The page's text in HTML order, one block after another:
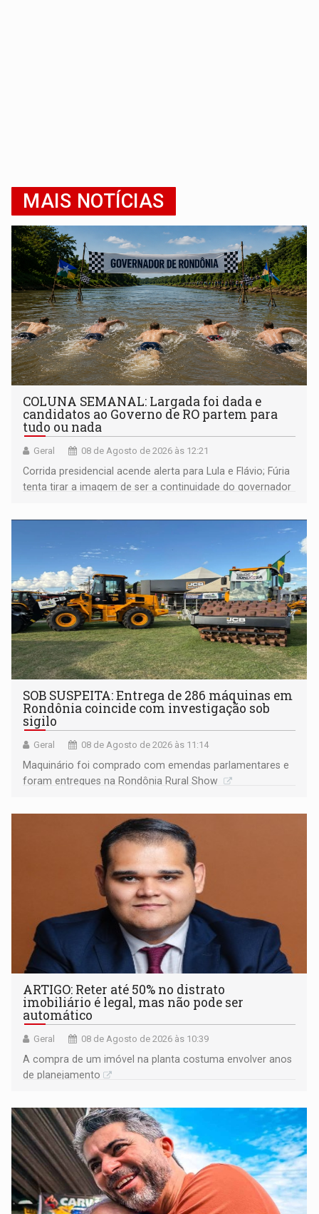
MAIS NOTÍCIAS
COLUNA SEMANAL: Largada foi dada e
candidatos ao Governo de RO partem para
tudo ou nada
Geral 08 de Agosto de 2026 às 12:21
Corrida presidencial acende alerta para Lula e Flávio; Fúria
tenta tirar a imagem de ser a continuidade do governador
não ter entrado no modo eleição; ABAV faz evento em
SOB SUSPEITA: Entrega de 286 máquinas em
Rondônia coincide com investigação sob
sigilo
Geral 08 de Agosto de 2026 às 11:14
Maquinário foi comprado com emendas parlamentares e
foram entregues na Rondônia Rural Show
ARTIGO: Reter até 50% no distrato
imobiliário é legal, mas não pode ser
automático
Geral 08 de Agosto de 2026 às 10:39
A compra de um imóvel na planta costuma envolver anos
de planejamento